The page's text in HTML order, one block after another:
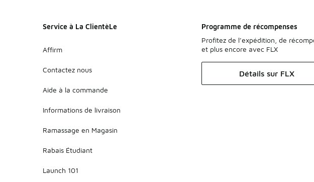
Service à La ClientèLe
Affirm
Contactez nous
Aide à la commande
Informations de livraison
Ramassage en Magasin
Rabais Étudiant
Launch 101
Programme de récompenses
Profitez de l’expédition, de
et plus encore avec FLX
Détails sur FLX